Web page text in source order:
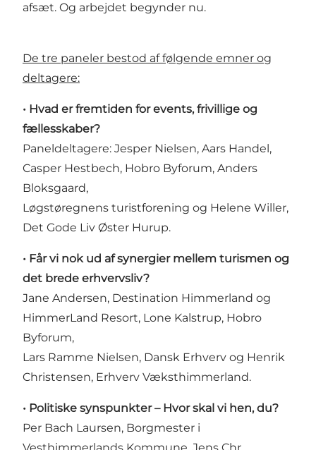
afsæt. Og arbejdet begynder nu.
De tre paneler bestod af følgende emner og
deltagere:
• Hvad er fremtiden for events, frivillige og
fællesskaber?
Paneldeltagere: Jesper Nielsen, Aars Handel,
Casper Hestbech, Hobro Byforum, Anders
Bloksgaard,
Løgstøregnens turistforening og Helene Willer,
Det Gode Liv Øster Hurup.
• Får vi nok ud af synergier mellem turismen og
det brede erhvervsliv?
Jane Andersen, Destination Himmerland og
HimmerLand Resort, Lone Kalstrup, Hobro
Byforum,
Lars Ramme Nielsen, Dansk Erhverv og Henrik
Christensen, Erhverv Væksthimmerland.
• Politiske synspunkter – Hvor skal vi hen, du?
Per Bach Laursen, Borgmester i
Vesthimmerlands Kommune, Jens Chr.